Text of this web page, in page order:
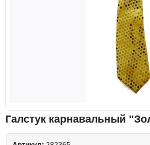
Галстук карнавальный